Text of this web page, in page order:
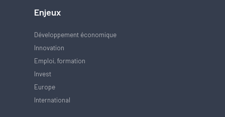
Enjeux
Développement économique
Innovation
Emploi, formation
Invest
Europe
International